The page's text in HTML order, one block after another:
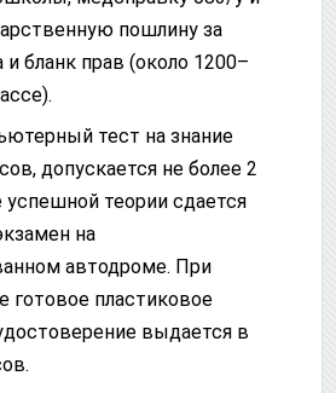
пошлину за
и бланк прав (около 1200–
тест на знание
допускается не более 2
теории сдается
на
автодроме. При
готовое пластиковое
выдается в